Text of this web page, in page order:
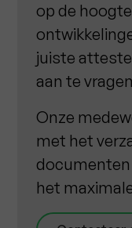
op de
juiste
aan te
Onze
met het
documenten
het